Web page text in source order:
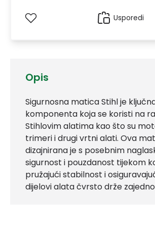
Opis
Sigurnosna matica Stihl je
komponenta koja se koristi na
Stihlovim alatima kao što su
trimeri i drugi vrtni alati. Ova
dizajnirana je s posebnim
sigurnost i pouzdanost tijekom
pružajući stabilnost i
dijelovi alata čvrsto drže
Usporedi